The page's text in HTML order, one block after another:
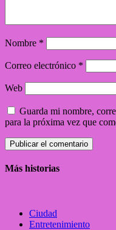
Nombre *
Correo electrónico *
Web
Guarda mi nombre,
para la próxima vez que
Más historias
Ciudad
Entretenimiento